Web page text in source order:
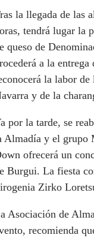
la llegada de las
tendrá lugar la
queso de
a la
la labor
y de la
por la tarde, se
Almadía y el grupo
ofrecerá un
Burgui. La fiesta
Zirko
Asociación de
recomienda